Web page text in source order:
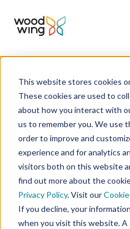
This website stores cookies
These cookies are used to
about how you interact with
us to remember you. We use
order to improve and
experience and for analytics
visitors both on this website
find out more about the
Privacy Policy. Visit our
If you decline, your
when you visit this website. A
Home Integraties Marktplaats
a&f Assets
Eenvoudig zoeken door
bestanden.
a&f Assets Archive
WoodWing Assets.